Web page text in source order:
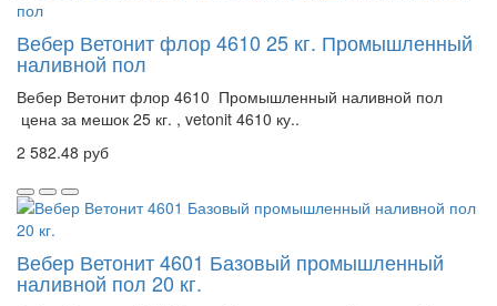
Вебер Ветонит флор 4610 25 кг. Промышленный
наливной пол
Вебер Ветонит флор 4610 Промышленный наливной пол
цена за мешок 25 кг. , vetonit 4610 ку..
2 582.48 руб
Вебер Ветонит 4601 Базовый промышленный
наливной пол 20 кг.